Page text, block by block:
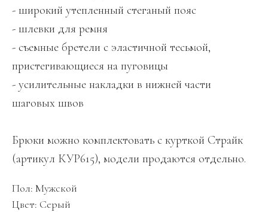
- широкий утепленный стеганый пояс
- шлевки для ремня
- съемные бретели с эластичной тесьмой,
пристегивающиеся на пуговицы
- усилительные накладки в нижней части
шаговых швов
Брюки можно комплектовать с курткой Страйк
(артикул КУР615), модели продаются отдельно.
Пол: Мужской
Цвет: Серый